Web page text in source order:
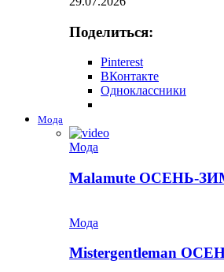
Поделиться:
Pinterest
ВКонтакте
Одноклассники
Мода
Мода
Malamute ОСЕНЬ-
Мода
Mistergentleman